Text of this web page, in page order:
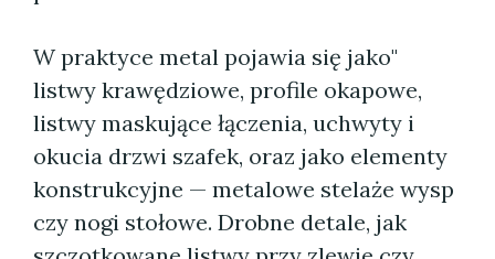
W praktyce metal pojawia się jako"
listwy krawędziowe, profile okapowe,
listwy maskujące łączenia, uchwyty i
okucia drzwi szafek, oraz jako elementy
konstrukcyjne — metalowe stelaże wysp
czy nogi stołowe. Drobne detale, jak